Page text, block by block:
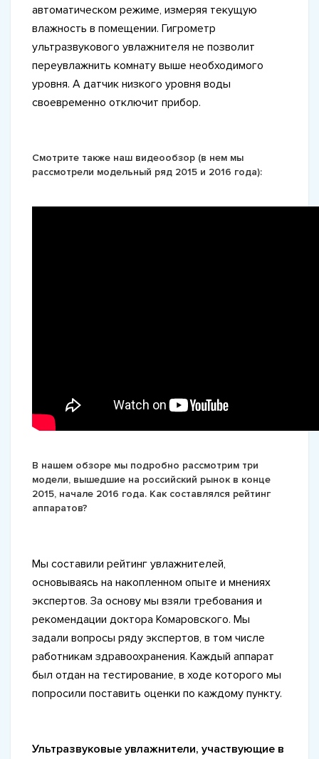
автоматическом режиме, измеряя текущую
влажность в помещении. Гигрометр
ультразвукового увлажнителя не позволит
переувлажнить комнату выше необходимого
уровня. А датчик низкого уровня воды
своевременно отключит прибор.
Смотрите также наш видеообзор (в нем мы
рассмотрели модельный ряд 2015 и 2016 года):
В нашем обзоре мы подробно рассмотрим три
модели, вышедшие на российский рынок в конце
2015, начале 2016 года. Как составлялся рейтинг
аппаратов?
Мы составили рейтинг увлажнителей,
основываясь на накопленном опыте и мнениях
экспертов. За основу мы взяли требования и
рекомендации доктора Комаровского. Мы
задали вопросы ряду экспертов, в том числе
работникам здравоохранения. Каждый аппарат
был отдан на тестирование, в ходе которого мы
попросили поставить оценки по каждому пункту.
Ультразвуковые увлажнители, участвующие в